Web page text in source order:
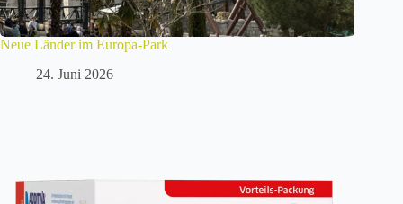
Neue Länder im Europa-Park
24. Juni 2026